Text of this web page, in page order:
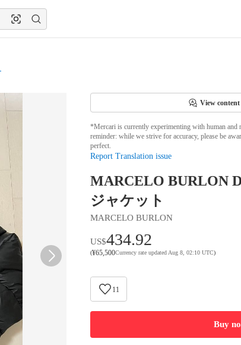
View
*Mercari is currently experimenting with human and
reminder: while we strive for accuracy, please be
perfect.
Report Translation issue
MARCELO BURLON
ジャケット
MARCELO BURLON
US$434.92
(¥65,500Currency rate updated Aug 8, 02:10 UTC)
11
Buy